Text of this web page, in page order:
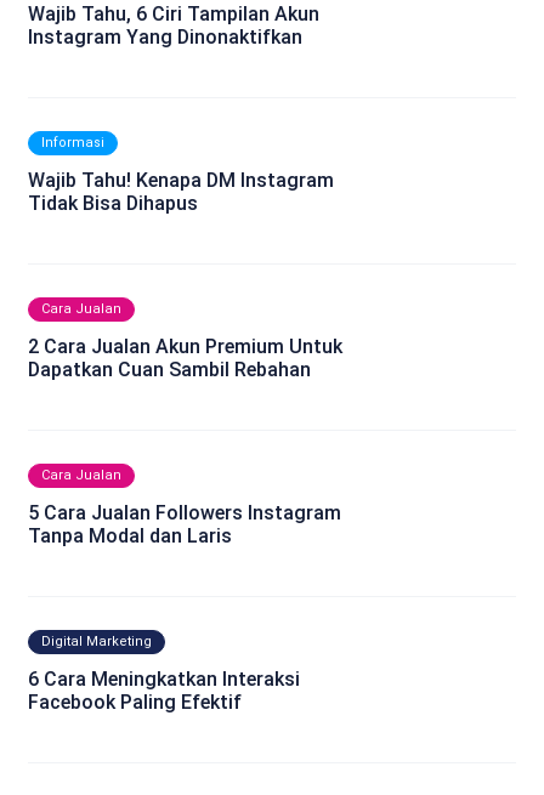
Wajib Tahu, 6 Ciri Tampilan Akun
Instagram Yang Dinonaktifkan
Informasi
Wajib Tahu! Kenapa DM Instagram
Tidak Bisa Dihapus
Cara Jualan
2 Cara Jualan Akun Premium Untuk
Dapatkan Cuan Sambil Rebahan
Cara Jualan
5 Cara Jualan Followers Instagram
Tanpa Modal dan Laris
Digital Marketing
6 Cara Meningkatkan Interaksi
Facebook Paling Efektif